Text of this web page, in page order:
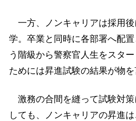
一方、ノンキャリアは採用後
学。卒業と同時に各部署へ配
う階級から警察官人生をスタ
ためには昇進試験の結果が物を
激務の合間を縫って試験対策
しても、ノンキャリアの昇進